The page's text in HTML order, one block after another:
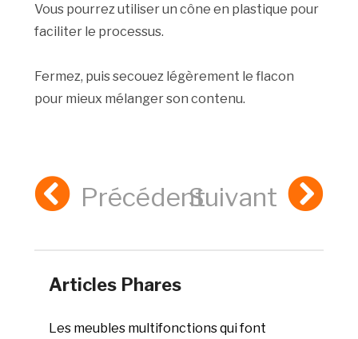
Vous pourrez utiliser un cône en plastique pour
faciliter le processus.
Fermez, puis secouez légèrement le flacon
pour mieux mélanger son contenu.
PrécédentSuivant
Articles Phares
Les meubles multifonctions qui font